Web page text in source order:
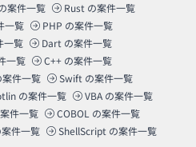
案件一覧 Rust の案件一覧
一覧 PHP の案件一覧
一覧 Dart の案件一覧
一覧 C++ の案件一覧
案件一覧 Swift の案件一覧
の案件一覧 VBA の案件一覧
件一覧 COBOL の案件一覧
案件一覧 ShellScript の案件一覧